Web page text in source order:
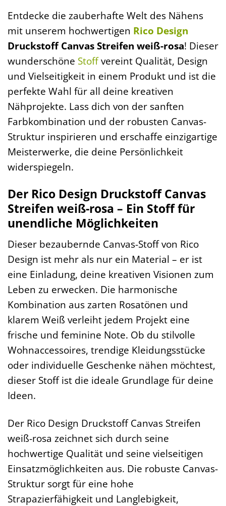
Entdecke die zauberhafte Welt des Nähens
mit unserem hochwertigen Rico Design
Druckstoff Canvas Streifen weiß-rosa! Dieser
wunderschöne Stoffvereint Qualität, Design
und Vielseitigkeit in einem Produkt und ist die
perfekte Wahl für all deine kreativen
Nähprojekte. Lass dich von der sanften
Farbkombination und der robusten Canvas-
Struktur inspirieren und erschaffe einzigartige
Meisterwerke, die deine Persönlichkeit
widerspiegeln.
Der Rico Design Druckstoff Canvas
Streifen weiß-rosa – Ein Stoff für
unendliche Möglichkeiten
Dieser bezaubernde Canvas-Stoff von Rico
Design ist mehr als nur ein Material – er ist
eine Einladung, deine kreativen Visionen zum
Leben zu erwecken. Die harmonische
Kombination aus zarten Rosatönen und
klarem Weiß verleiht jedem Projekt eine
frische und feminine Note. Ob du stilvolle
Wohnaccessoires, trendige Kleidungsstücke
oder individuelle Geschenke nähen möchtest,
dieser Stoff ist die ideale Grundlage für deine
Ideen.
Der Rico Design Druckstoff Canvas Streifen
weiß-rosa zeichnet sich durch seine
hochwertige Qualität und seine vielseitigen
Einsatzmöglichkeiten aus. Die robuste Canvas-
Struktur sorgt für eine hohe
Strapazierfähigkeit und Langlebigkeit,